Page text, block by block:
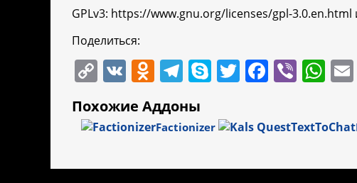
GPLv3: https://www.gnu.org/licenses/gpl-
Поделиться:
C
p
y
Li
V O
n
o
kl
T
e
gr
a
S
y
p
e
T
itt
er
F
e
b
Vi
er
W
at
s
A
Похожие Аддоны
Factionizer